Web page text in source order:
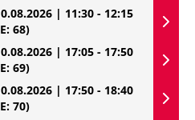
| 11:30 - 12:15
68)
| 17:05 - 17:50
69)
| 17:50 - 18:40
70)